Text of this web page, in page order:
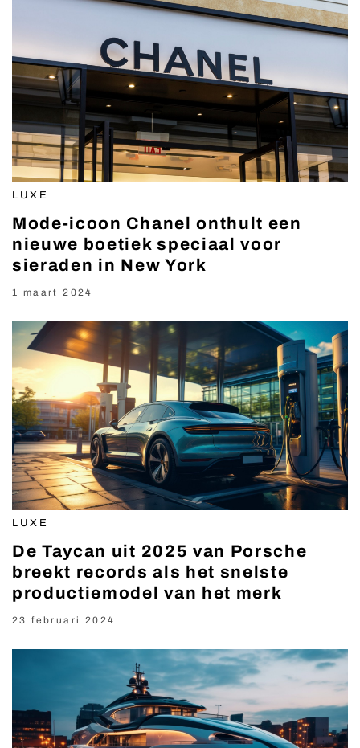
LUXE
Mode-icoon Chanel onthult een
nieuwe boetiek speciaal voor
sieraden in New York
1 maart 2024
LUXE
De Taycan uit 2025 van Porsche
breekt records als het snelste
productiemodel van het merk
23 februari 2024